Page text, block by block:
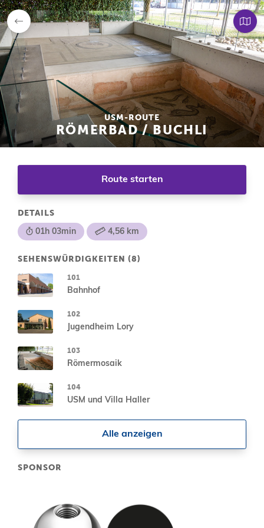
zurück
zur
USM-ROUTE
RÖMERBAD / BUCHLI
Route starten
DETAILS
01h 03min 4,56 km
SEHENSWÜRDIGKEITEN (8)
101
Bahnhof
102
Jugendheim Lory
103
Römermosaik
104
USM und Villa Haller
Alle anzeigen
SPONSOR